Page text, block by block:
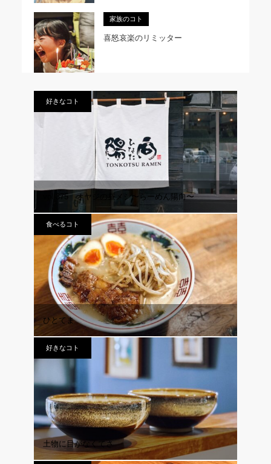
家族のコト
喜怒哀楽のリミッター
好きなコト
vol.375 オヤジの昼メシ〜らーめん陽向〜
食べるコト
ひとてま
好きなコト
土物に目がなくてさ